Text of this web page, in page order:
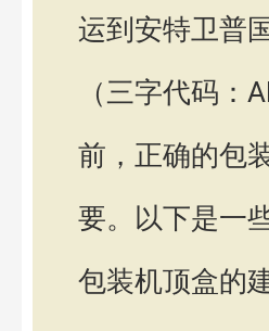
运到安特卫普
（三字代码：
前，正确的包
要。以下是一
包装机顶盒的